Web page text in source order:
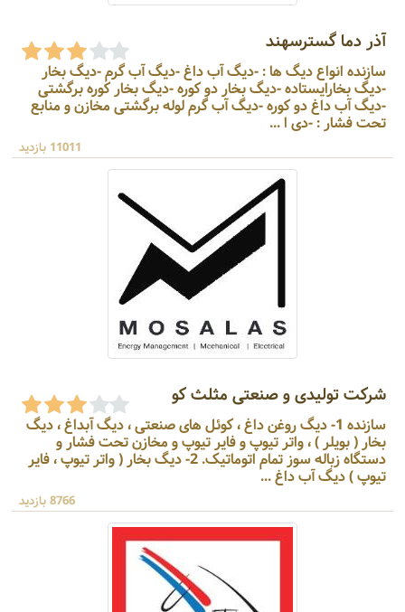
آذر دما گسترسهند
سازنده انواع دیگ ها : -دیگ آب داغ -دیگ آب گرم -دیگ بخار
-دیگ بخارایستاده -دیگ بخار دو کوره -دیگ بخار کوره برگشتی
-دیگ آب داغ دو کوره -دیگ آب گرم لوله برگشتی مخازن و منابع
تحت فشار : -دی ا ...
11011 بازدید
شرکت تولیدی و صنعتی مثلث کو
سازنده 1- دیگ روغن داغ ، کوئل های صنعتی ، دیگ آبداغ ، دیگ
بخار ( بویلر ) ، واتر تیوپ و فایر تیوپ و مخازن تحت فشار و
دستگاه زباله سوز تمام اتوماتیک. 2- دیگ بخار ( واتر تیوپ ، فایر
تیوپ ) دیگ آب داغ ...
8766 بازدید